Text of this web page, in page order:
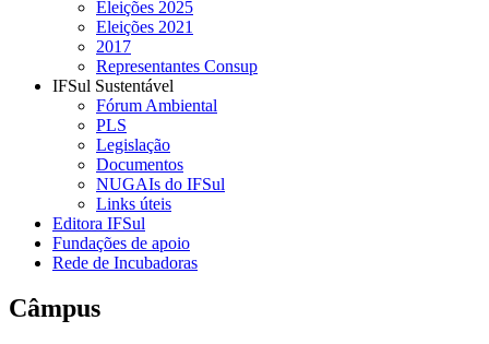
Eleições 2025
Eleições 2021
2017
Representantes Consup
IFSul Sustentável
Fórum Ambiental
PLS
Legislação
Documentos
NUGAIs do IFSul
Links úteis
Editora IFSul
Fundações de apoio
Rede de Incubadoras
Câmpus